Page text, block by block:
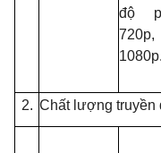
độ
1080p.
2. Chất lượng truyền